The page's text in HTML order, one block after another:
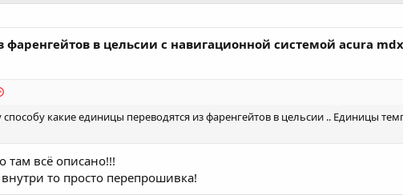
фаренгейтов в цельсии с навигационной системой acura
какие единицы переводятся из фаренгейтов в цельсии .. Единицы
там всё описано!!!
то просто перепрошивка!